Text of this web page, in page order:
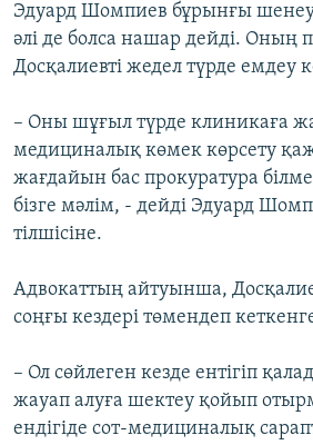
Эдуард Шомпиев бұрынғы
әлі де болса нашар дейді. Оның
Досқалиевті жедел түрде емдеу
– Оны шұғыл түрде клиникаға
медициналық көмек көрсету
жағдайын бас прокуратура
бізге мәлім, - дейді Эдуард
тілшісіне.
Адвокаттың айтуынша,
соңғы кездері төмендеп
– Ол сөйлеген кезде ентігіп
жауап алуға шектеу қойып
ендігіде сот-медициналық